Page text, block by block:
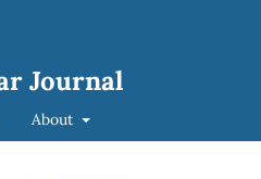
Journal
About